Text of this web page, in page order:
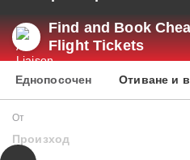
Find and Book
Flight Tickets
Еднопосочен Отиване и
От
Произход